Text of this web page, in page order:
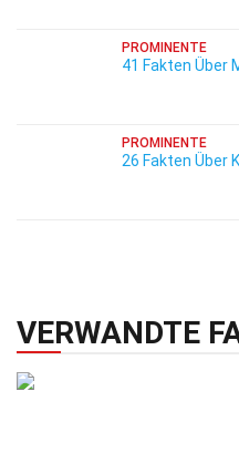
PROMINENTE
41 Fakten Über
PROMINENTE
26 Fakten Über
VERWANDTE